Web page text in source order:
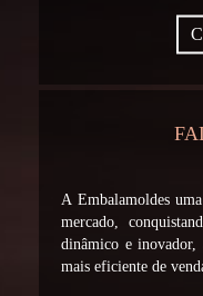
A Embalamoldes
mercado,
dinâmico e inovador,
mais eficiente de